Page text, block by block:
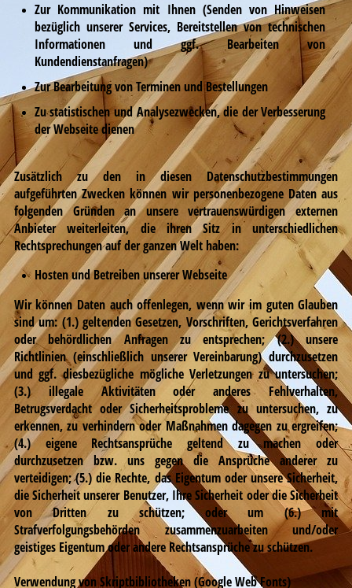
Zur Kommunikation mit Ihnen (Senden von Hinweisen
bezüglich unserer Services, Bereitstellen von technischen
Informationen und ggf. Bearbeiten von
Kundendienstanfragen)
Zur Bearbeitung von Terminen und Bestellungen
Zu statistischen und Analysezwecken, die der Verbesserung
der Webseite dienen
Zusätzlich zu den in diesen Datenschutzbestimmungen
aufgeführten Zwecken können wir personenbezogene Daten aus
folgenden Gründen an unsere vertrauenswürdigen externen
Anbieter weiterleiten, die ihren Sitz in unterschiedlichen
Rechtsprechungen auf der ganzen Welt haben:
Hosten und Betreiben unserer Webseite
Wir können Daten auch offenlegen, wenn wir im guten Glauben
sind um: (1.) geltenden Gesetzen, Vorschriften, Gerichtsverfahren
oder behördlichen Anfragen zu entsprechen; (2.) unsere
Richtlinien (einschließlich unserer Vereinbarung) durchzusetzen
und ggf. diesbezügliche mögliche Verletzungen zu untersuchen;
(3.) illegale Aktivitäten oder anderes Fehlverhalten,
Betrugsverdacht oder Sicherheitsprobleme zu untersuchen, zu
erkennen, zu verhindern oder Maßnahmen dagegen zu ergreifen;
(4.) eigene Rechtsansprüche geltend zu machen oder
durchzusetzen bzw. uns gegen die Ansprüche anderer zu
verteidigen; (5.) die Rechte, das Eigentum oder unsere Sicherheit,
die Sicherheit unserer Benutzer, Ihre Sicherheit oder die Sicherheit
von Dritten zu schützen; oder um (6.) mit
Strafverfolgungsbehörden zusammenzuarbeiten und/oder
geistiges Eigentum oder andere Rechtsansprüche zu schützen.
Verwendung von Skriptbibliotheken (Google Web Fonts)